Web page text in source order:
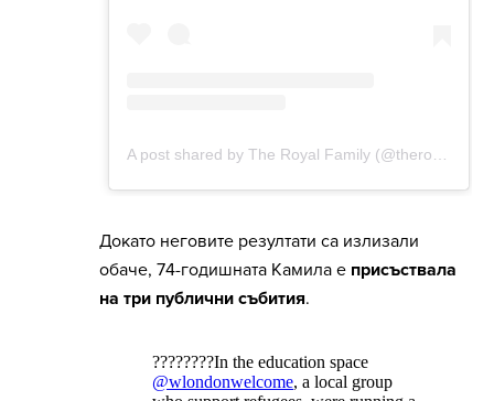
Докато неговите резултати са излизали
обаче, 74-годишната Камила е присъствала
на три публични събития.